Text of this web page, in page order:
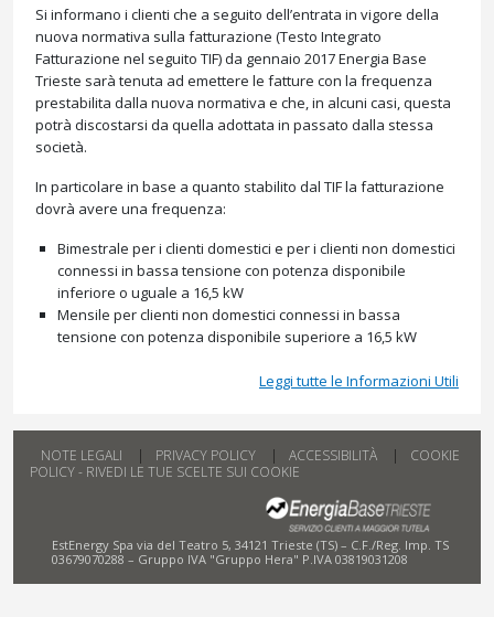
Si informano i clienti che a seguito dell’entrata in vigore della
nuova normativa sulla fatturazione (Testo Integrato
Fatturazione nel seguito TIF) da gennaio 2017 Energia Base
Trieste sarà tenuta ad emettere le fatture con la frequenza
prestabilita dalla nuova normativa e che, in alcuni casi, questa
potrà discostarsi da quella adottata in passato dalla stessa
società.
In particolare in base a quanto stabilito dal TIF la fatturazione
dovrà avere una frequenza:
Bimestrale per i clienti domestici e per i clienti non domestici
connessi in bassa tensione con potenza disponibile
inferiore o uguale a 16,5 kW
Mensile per clienti non domestici connessi in bassa
tensione con potenza disponibile superiore a 16,5 kW
Leggi tutte le Informazioni Utili
NOTE LEGALI PRIVACY POLICY ACCESSIBILITÀ
COOKIE
POLICY - RIVEDI LE TUE SCELTE SUI COOKIE
EstEnergy Spa via del Teatro 5, 34121 Trieste (TS) – C.F./Reg. Imp. TS
03679070288 – Gruppo IVA "Gruppo Hera" P.IVA 03819031208